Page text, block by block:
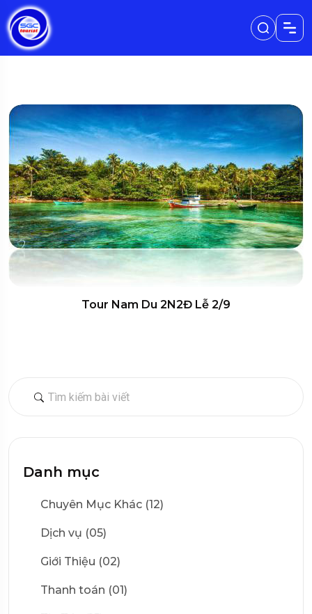
Danh mục
Chuyên Mục Khác (12)
Dịch vụ (05)
Giới Thiệu (02)
Thanh toán (01)
Tour Nam Du 2N2Đ Lễ 2/9